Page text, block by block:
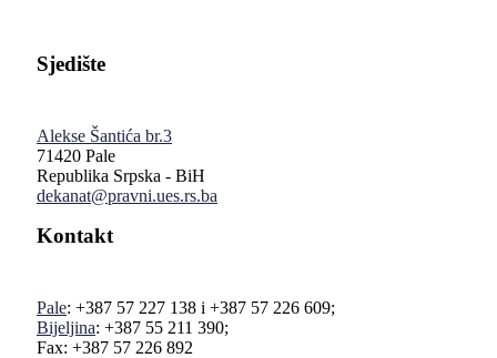
Sjedište
Alekse Šantića br.3
71420 Pale
Republika Srpska - BiH
dekanat@pravni.ues.rs.ba
Kontakt
Pale: +387 57 227 138 i +387 57 226 609;
Bijeljina: +387 55 211 390;
Fax: +387 57 226 892